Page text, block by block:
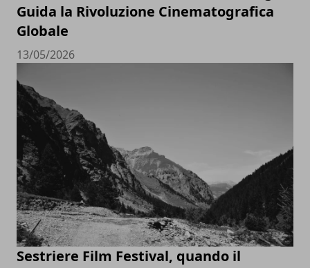
Guida la Rivoluzione Cinematografica
Globale
13/05/2026
Sestriere Film Festival, quando il